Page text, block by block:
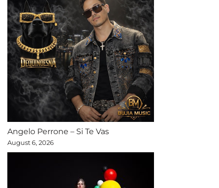
Angelo Perrone – Si Te Vas
August 6, 2026